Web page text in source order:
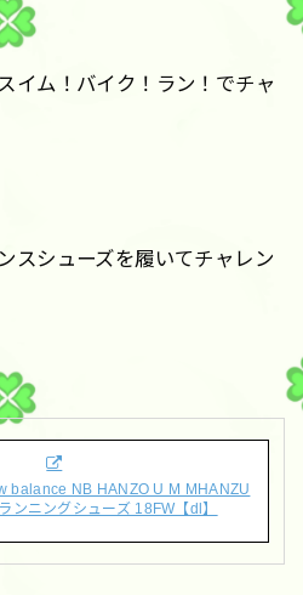
イム！バイク！ラン！でチャ
スシューズを履いてチャレン
balance NB HANZO U M MHANZU
ンニングシューズ 18FW【dl】